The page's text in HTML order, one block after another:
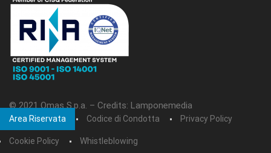
© 2021 Omas S.p.a. – Credits: Lamponemedia
Area Riservata Codice di Condotta Privacy Policy
Cookie Policy Whistleblowing